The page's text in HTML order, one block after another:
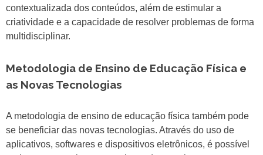
contextualizada dos conteúdos, além de estimular a
criatividade e a capacidade de resolver problemas de forma
multidisciplinar.
Metodologia de Ensino de Educação Física e
as Novas Tecnologias
A metodologia de ensino de educação física também pode
se beneficiar das novas tecnologias. Através do uso de
aplicativos, softwares e dispositivos eletrônicos, é possível